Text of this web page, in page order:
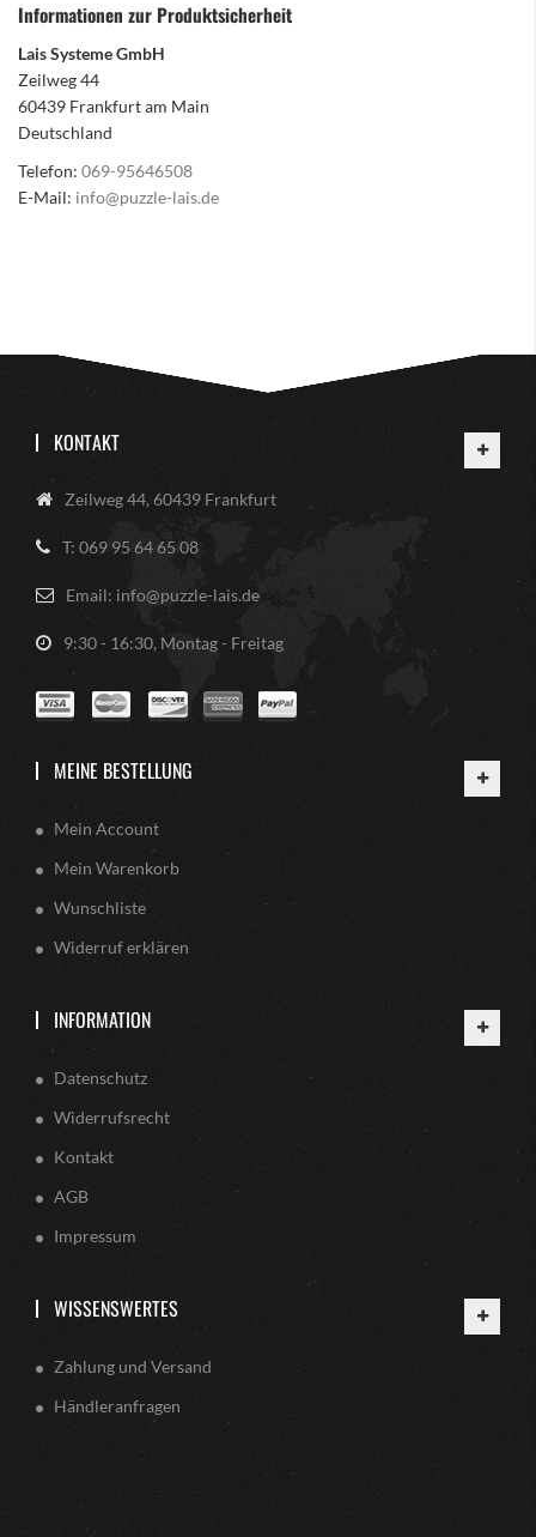
Informationen zur Produktsicherheit
Lais Systeme GmbH
Zeilweg 44
60439 Frankfurt am Main
Deutschland
Telefon: 069-95646508
E-Mail: info@puzzle-lais.de
KONTAKT
Zeilweg 44, 60439 Frankfurt
T: 069 95 64 65 08
Email: info@puzzle-lais.de
9:30 - 16:30, Montag - Freitag
MEINE BESTELLUNG
Mein Account
Mein Warenkorb
Wunschliste
Widerruf erklären
INFORMATION
Datenschutz
Widerrufsrecht
Kontakt
AGB
Impressum
WISSENSWERTES
Zahlung und Versand
Händleranfragen